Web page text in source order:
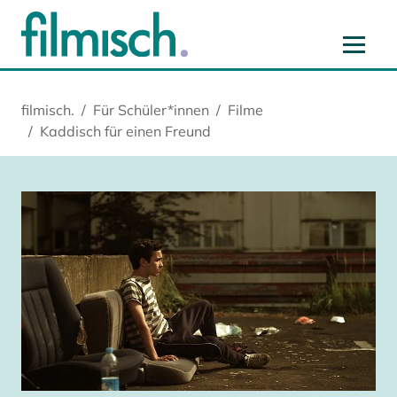
Hauptinhalt springen
Hauptnavigation springen
Cookie-Einstellungen springen
Startseite springen
filmisch. Für Schüler*innen
Filme
Kaddisch für einen Freund